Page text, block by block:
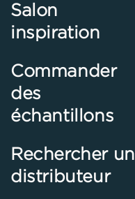
Salon
inspiration
Commander
des
échantillons
Rechercher un
distributeur